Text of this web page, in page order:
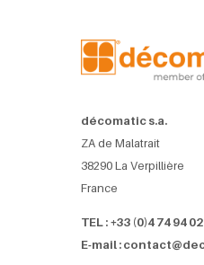
décomatic s.a.
ZA de Malatrait
38290 La Verpillière
France
TEL : +33 (0)4 74 94
E-mail :